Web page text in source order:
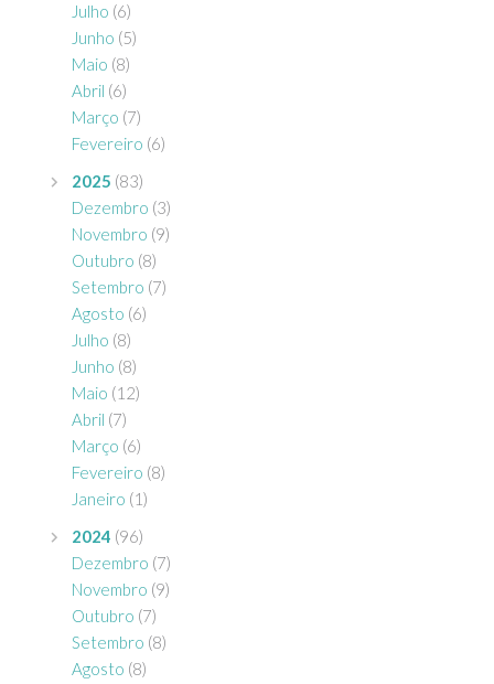
Julho (6)
Junho (5)
Maio (8)
Abril (6)
Março (7)
Fevereiro (6)
2025 (83)
Dezembro (3)
Novembro (9)
Outubro (8)
Setembro (7)
Agosto (6)
Julho (8)
Junho (8)
Maio (12)
Abril (7)
Março (6)
Fevereiro (8)
Janeiro (1)
2024 (96)
Dezembro (7)
Novembro (9)
Outubro (7)
Setembro (8)
Agosto (8)